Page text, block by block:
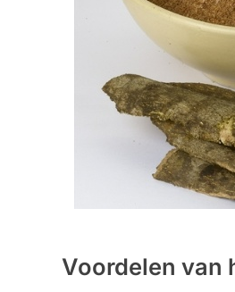
Voordelen van